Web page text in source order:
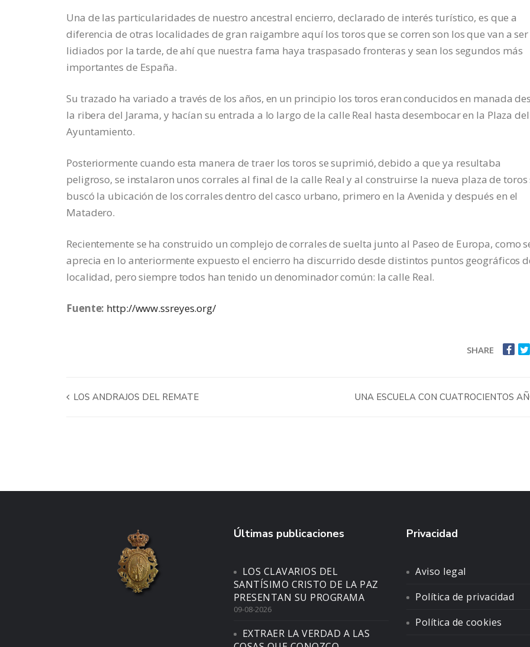
Una de las particularidades de nuestro ancestral encierro, declarado de interés turístico, es que a
diferencia de otras localidades de gran raigambre aquí los toros que se corren son los que van a ser
lidiados por la tarde, de ahí que nuestra fama haya traspasado fronteras y sean los segundos más
importantes de España.
Su trazado ha variado a través de los años, en un principio los toros eran conducidos en manada
la ribera del Jarama, y hacían su entrada a lo largo de la calle Real hasta desembocar en la Plaza del
Ayuntamiento.
Posteriormente cuando esta manera de traer los toros se suprimió, debido a que ya resultaba
peligroso, se instalaron unos corrales al final de la calle Real y al construirse la nueva plaza de toros
buscó la ubicación de los corrales dentro del casco urbano, primero en la Avenida y después en el
Matadero.
Recientemente se ha construido un complejo de corrales de suelta junto al Paseo de Europa, como
aprecia en lo anteriormente expuesto el encierro ha discurrido desde distintos puntos geográficos
localidad, pero siempre todos han tenido un denominador común: la calle Real.
Fuente: http://www.ssreyes.org/
SHARE
LOS ANDRAJOS DEL REMATE UNA ESCUELA CON CUATROCIENTOS
Últimas publicaciones
LOS CLAVARIOS DEL
SANTÍSIMO CRISTO DE LA PAZ
PRESENTAN SU PROGRAMA
09-08-2026
EXTRAER LA VERDAD A LAS
Privacidad
Aviso legal
Política de privacidad
Política de cookies